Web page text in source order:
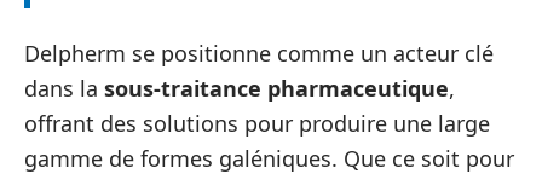
Delpherm se positionne comme un acteur clé
dans la sous-traitance pharmaceutique,
offrant des solutions pour produire une large
gamme de formes galéniques. Que ce soit pour